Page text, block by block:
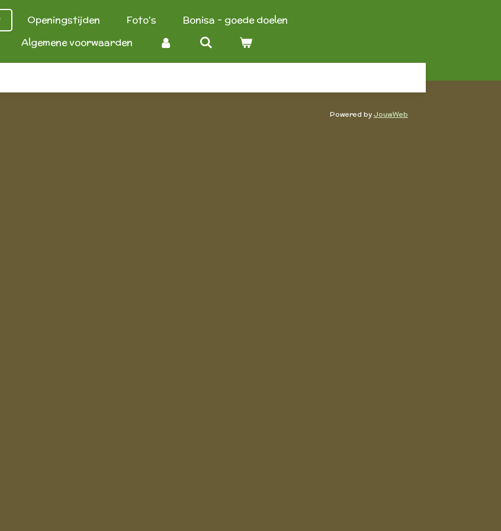
Openingstijden Foto's
Bonisa - goede doelen
Algemene voorwaarden
Powered byJouwWeb